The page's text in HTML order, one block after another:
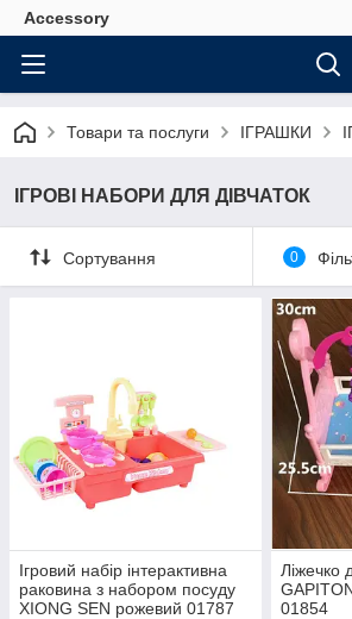
Accessory
Товари та послуги ІГРАШКИ
ІГРОВІ НАБОРИ ДЛЯ ДІВЧАТОК
Сортування 0
Ігровий набір інтерактивна
раковина з набором посуду
XIONG SEN рожевий 01787
Ліжечко
01854